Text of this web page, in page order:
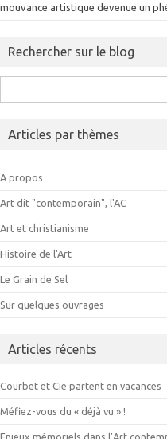
mouvance artistique devenue un
Rechercher sur le blog
Articles par thèmes
A propos
Art dit "contemporain", l'AC
Art et christianisme
Histoire de l'Art
Le Grain de Sel
Sur quelques ouvrages
Articles récents
Courbet et Cie partent en vacances
Méfiez-vous du « déjà vu » !
Enjeux mémoriels dans l’Art